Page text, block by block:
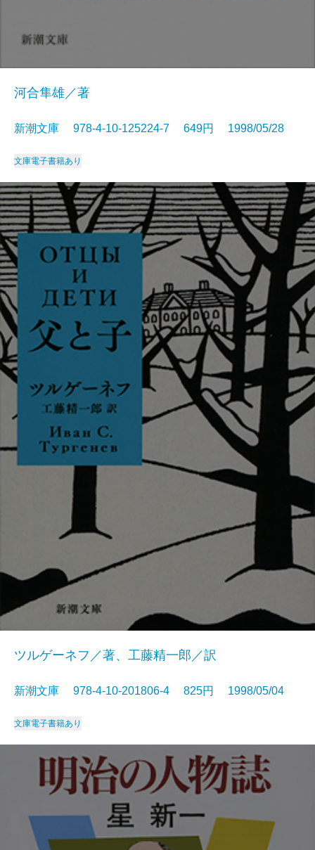
河合隼雄／著
新潮文庫 978-4-10-125224-7 649円 1998/05/28
文庫電子書籍あり
ツルゲーネフ／著、工藤精一郎／訳
新潮文庫 978-4-10-201806-4 825円 1998/05/04
文庫電子書籍あり